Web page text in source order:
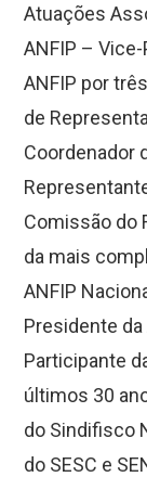
Atuações
ANFIP –
ANFIP por
de
Coordenador
Comissão do
da mais
ANFIP
Presidente da
Participante
últimos 30
do Sindifisco
do SESC e